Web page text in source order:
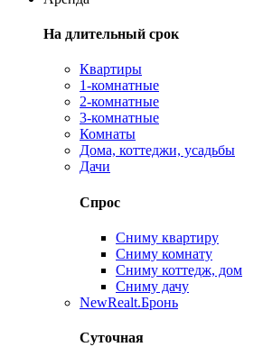
На длительный срок
Квартиры
1-комнатные
2-комнатные
3-комнатные
Комнаты
Дома, коттеджи, усадьбы
Дачи
Спрос
Сниму квартиру
Сниму комнату
Сниму коттедж, дом
Сниму дачу
NewRealt.Бронь
Суточная